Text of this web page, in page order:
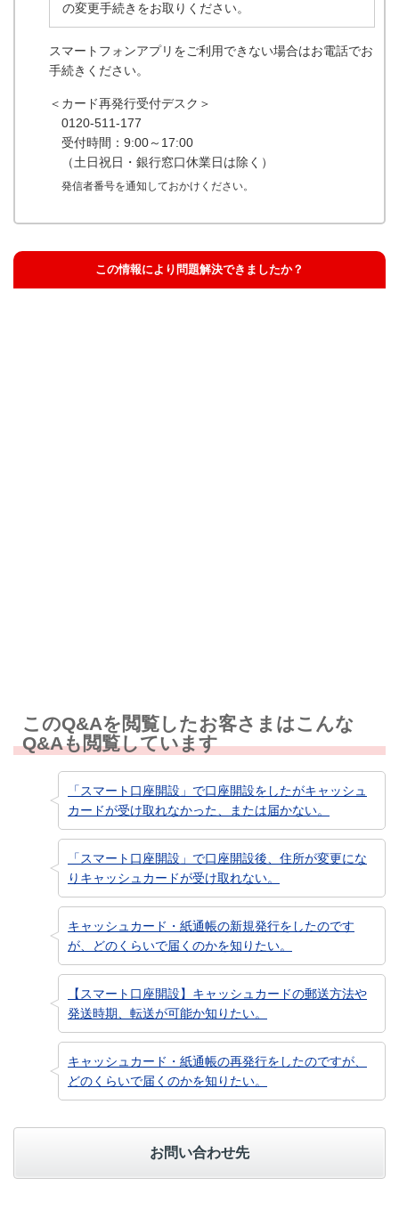
の変更手続きをお取りください。
スマートフォンアプリをご利用できない場合はお電話でお
手続きください。
＜カード再発行受付デスク＞
0120-511-177
受付時間：9:00～17:00
（土日祝日・銀行窓口休業日は除く）
発信者番号を通知しておかけください。
この情報により問題解決できましたか？
このQ&Aを閲覧したお客さまはこんな
Q&Aも閲覧しています
「スマート口座開設」で口座開設をしたがキャッシュ
カードが受け取れなかった、または届かない。
「スマート口座開設」で口座開設後、住所が変更にな
りキャッシュカードが受け取れない。
キャッシュカード・紙通帳の新規発行をしたのです
が、どのくらいで届くのかを知りたい。
【スマート口座開設】キャッシュカードの郵送方法や
発送時期、転送が可能か知りたい。
キャッシュカード・紙通帳の再発行をしたのですが、
どのくらいで届くのかを知りたい。
お問い合わせ先